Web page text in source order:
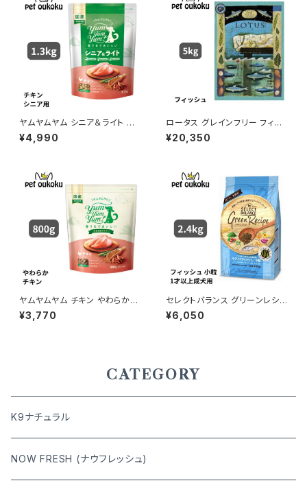
ヤムヤムヤム シニア＆ライト チ
キン ドライタイプ 1.3kg yum y
um yum ! 4571245859471
¥4,990
ロータス グレインフリー フィッ
シュレシピ 小粒 5kg
¥20,350
ヤムヤムヤム チキン やわらかド
ライタイプ 800g yum yum yu
m ! 4571245859341
¥3,770
セレクトバランス グリーンレシピ
ホワイトフィッシュ 小粒 アダルト
1才以上 成犬用 2.4kg 45418
¥6,050
CATEGORY
K9ナチュラル
NOW FRESH (ナウフレッシュ)